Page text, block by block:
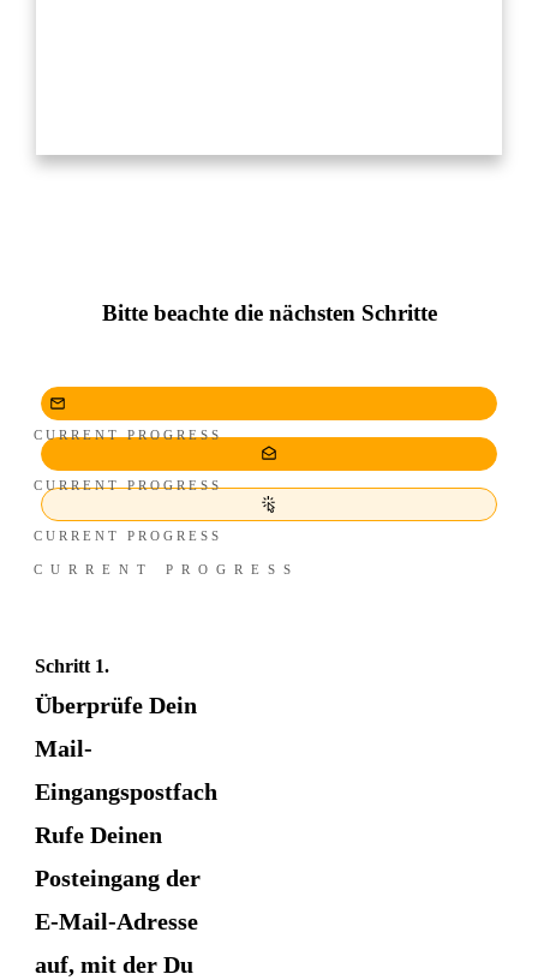
Bitte beachte die nächsten Schritte
CURRENT PROGRESS
CURRENT PROGRESS
CURRENT PROGRESS
CURRENT PROGRESS
Schritt 1.
Überprüfe Dein
Mail-
Eingangspostfach
Rufe Deinen
Posteingang der
E-Mail-Adresse
auf, mit der Du